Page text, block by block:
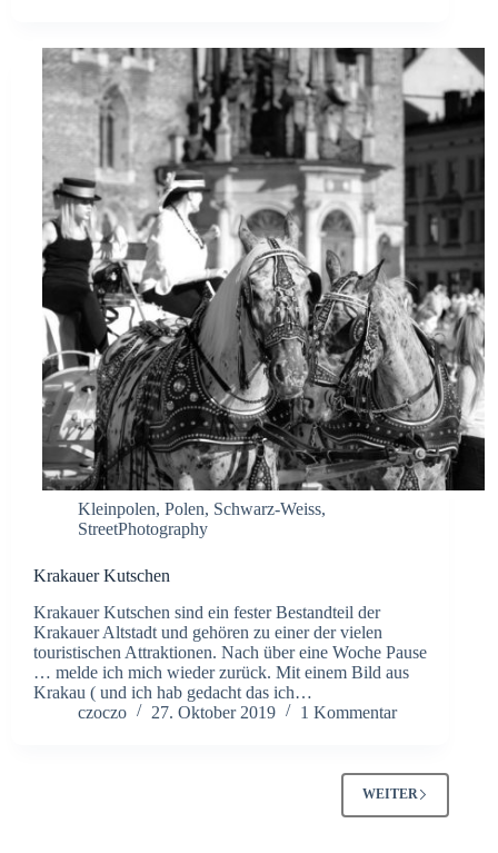
Kleinpolen, Polen, Schwarz-Weiss,
StreetPhotography
Krakauer Kutschen
Krakauer Kutschen sind ein fester Bestandteil der
Krakauer Altstadt und gehören zu einer der vielen
touristischen Attraktionen. Nach über eine Woche Pause
… melde ich mich wieder zurück. Mit einem Bild aus
Krakau ( und ich hab gedacht das ich…
czoczo
27. Oktober 2019 1 Kommentar
WEITER